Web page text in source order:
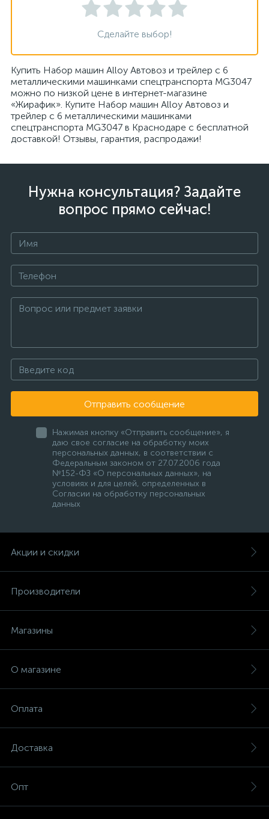
Сделайте выбор!
Купить Набор машин Alloy Автовоз и трейлер c 6
металлическими машинками спецтранспорта MG3047
можно по низкой цене в интернет-магазине
«Жирафик». Купите Набор машин Alloy Автовоз и
трейлер c 6 металлическими машинками
спецтранспорта MG3047 в Краснодаре с бесплатной
доставкой! Отзывы, гарантия, распродажи!
Нужна консультация? Задайте
вопрос прямо сейчас!
Отправить сообщение
Нажимая кнопку «Отправить сообщение», я
даю свое согласие на обработку моих
персональных данных, в соответствии с
Федеральным законом от 27.07.2006 года
№152-ФЗ «О персональных данных», на
условиях и для целей, определенных в
Согласии на обработку персональных
данных
Акции и скидки
Производители
Магазины
О магазине
Оплата
Доставка
Опт